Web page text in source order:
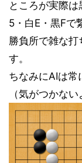
ところが実際
5・白E・黒Fで
勝負所で雑な打
す。
ちなみにAIは常
（気がつかない